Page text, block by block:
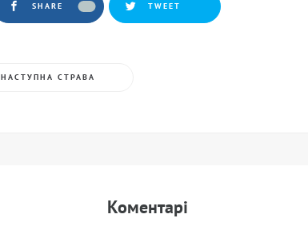
SHARE TWEET
НАСТУПНА СТРАВА
Коментарi